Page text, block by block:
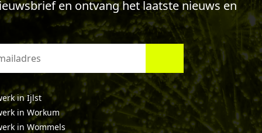
en ontvang het laatste nieuws en
in Ijlst
in Workum
in Wommels